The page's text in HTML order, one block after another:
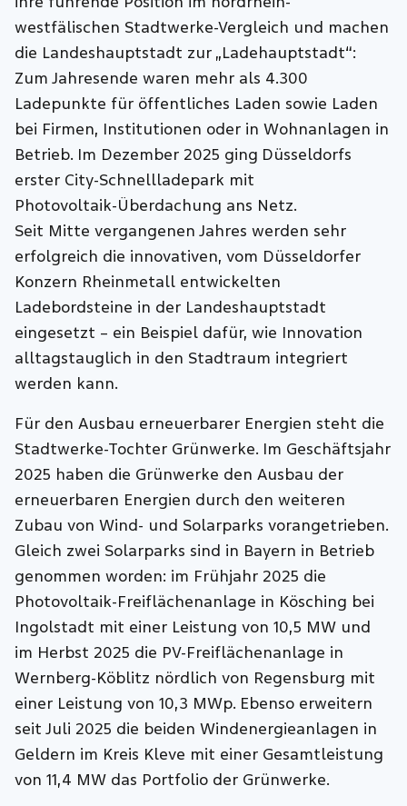
westfälischen Stadtwerke‑Vergleich und machen
die Landeshauptstadt zur „Ladehauptstadt“:
Zum Jahresende waren mehr als 4.300
Ladepunkte für öffentliches Laden sowie Laden
bei Firmen, Institutionen oder in Wohnanlagen in
Betrieb. Im Dezember 2025 ging Düsseldorfs
erster City‑Schnellladepark mit
Photovoltaik‑Überdachung ans Netz.
Seit Mitte vergangenen Jahres werden sehr
erfolgreich die innovativen, vom Düsseldorfer
Konzern Rheinmetall entwickelten
Ladebordsteine in der Landeshauptstadt
eingesetzt – ein Beispiel dafür, wie Innovation
alltagstauglich in den Stadtraum integriert
werden kann.
Für den Ausbau erneuerbarer Energien steht die
Stadtwerke-Tochter Grünwerke. Im Geschäftsjahr
2025 haben die Grünwerke den Ausbau der
erneuerbaren Energien durch den weiteren
Zubau von Wind- und Solarparks vorangetrieben.
Gleich zwei Solarparks sind in Bayern in Betrieb
genommen worden: im Frühjahr 2025 die
Photovoltaik-Freiflächenanlage in Kösching bei
Ingolstadt mit einer Leistung von 10,5 MW und
im Herbst 2025 die PV-Freiflächenanlage in
Wernberg-Köblitz nördlich von Regensburg mit
einer Leistung von 10,3 MWp. Ebenso erweitern
seit Juli 2025 die beiden Windenergieanlagen in
Geldern im Kreis Kleve mit einer Gesamtleistung
von 11,4 MW das Portfolio der Grünwerke.